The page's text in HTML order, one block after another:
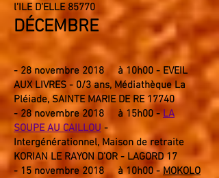
l’ILE D’ELLE 85770
DÉCEMBRE
- 28 novembre 2018 à 10h00 - EVEIL
AUX LIVRES - 0/3 ans, Médiathèque La
Pléiade, SAINTE MARIE DE RE 17740
- 28 novembre 2018 à 15h00 -LA
SOUPE AU CAILLOU -
Intergénérationnel, Maison de retraite
KORIAN LE RAYON D'OR - LAGORD 17
- 15 novembre 2018 à 10h00 -MOKOLO